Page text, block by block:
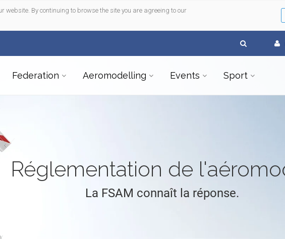
website. By continuing to browse the site you are agreeing to our
Federation Aeromodelling Events Sport
Réglementation de
La FSAM connaît la réponse.